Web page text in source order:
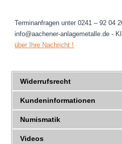
Terminanfragen unter 0241 – 92 04
info@aachener-anlagemetalle.de -
über Ihre Nachricht !
Widerrufsrecht
Kundeninformationen
Numismatik
Videos